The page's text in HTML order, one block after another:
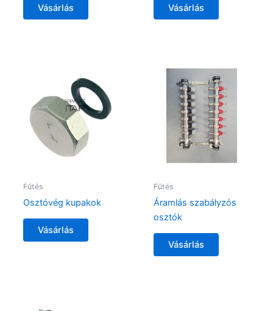
Vásárlás Vásárlás
Fűtés
Osztóvég kupakok
Vásárlás
Fűtés
Áramlás szabályzós
osztók
Vásárlás